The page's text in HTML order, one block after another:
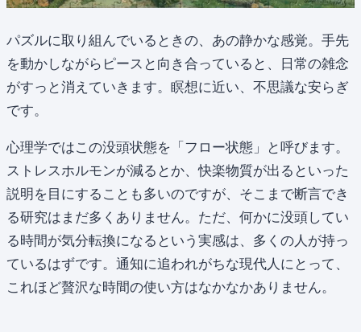
パズルに取り組んでいるときの、あの静かな感覚。手先
を動かしながらピースと向き合っていると、日常の雑念
がすっと消えていきます。瞑想に近い、不思議な安らぎ
です。
心理学ではこの没頭状態を「フロー状態」と呼びます。
ストレスホルモンが減るとか、快楽物質が出るといった
説明を目にすることも多いのですが、そこまで断言でき
る研究はまだ多くありません。ただ、何かに没頭してい
る時間が気分転換になるという実感は、多くの人が持っ
ているはずです。通知に追われがちな現代人にとって、
これほど贅沢な時間の使い方はなかなかありません。